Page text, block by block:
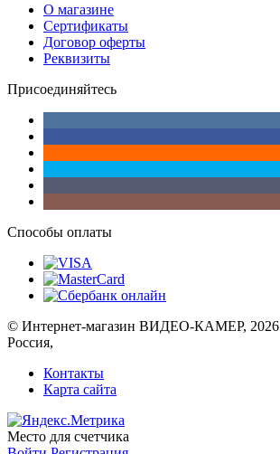
О магазине
Сертификаты
Договор оферты
Реквизиты
Присоединяйтесь
Способы оплаты
© Интернет-магазин ВИДЕО-КАМЕР, 2026
Россия,
Контакты
Карта сайта
Место для счетчика